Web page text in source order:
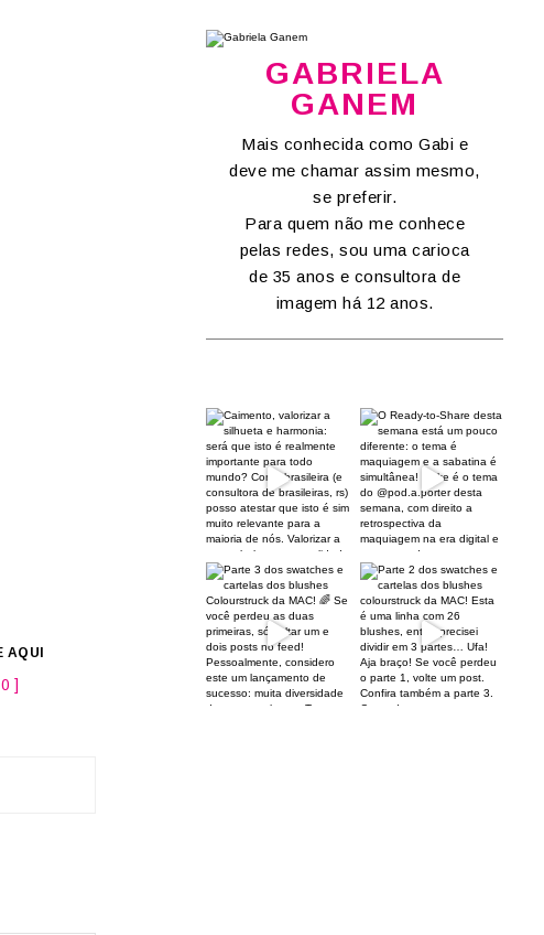
AQUI
]
GABRIELA
GANEM
Mais conhecida como Gabi e
deve me chamar assim mesmo,
se preferir.
Para quem não me conhece
pelas redes, sou uma carioca
de 35 anos e consultora de
imagem há 12 anos.